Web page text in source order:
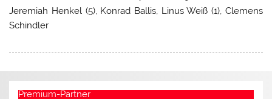
Jeremiah Henkel (5), Konrad Ballis, Linus Weiß (1), Clemens
Schindler
Premium-Partner